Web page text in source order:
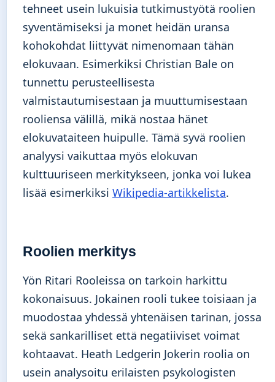
tehneet usein lukuisia tutkimustyötä roolien
syventämiseksi ja monet heidän uransa
kohokohdat liittyvät nimenomaan tähän
elokuvaan. Esimerkiksi Christian Bale on
tunnettu perusteellisesta
valmistautumisestaan ja muuttumisestaan
rooliensa välillä, mikä nostaa hänet
elokuvataiteen huipulle. Tämä syvä roolien
analyysi vaikuttaa myös elokuvan
kulttuuriseen merkitykseen, jonka voi lukea
lisää esimerkiksi Wikipedia-artikkelista.
Roolien merkitys
Yön Ritari Rooleissa on tarkoin harkittu
kokonaisuus. Jokainen rooli tukee toisiaan ja
muodostaa yhdessä yhtenäisen tarinan, jossa
sekä sankarilliset että negatiiviset voimat
kohtaavat. Heath Ledgerin Jokerin roolia on
usein analysoitu erilaisten psykologisten